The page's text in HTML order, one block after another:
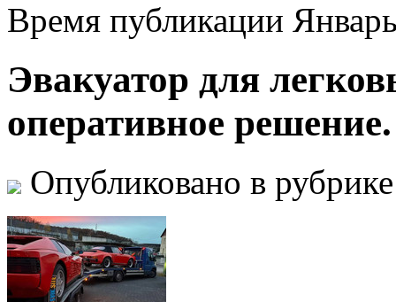
Время публикации
Эвакуатор для
оперативное решение.
Опубликовано в